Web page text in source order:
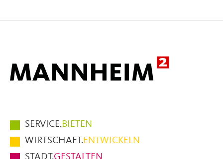
Hauptmenüpunkte
im
Fußbereich
SERVICE.BIETEN
WIRTSCHAFT.ENTWICKELN